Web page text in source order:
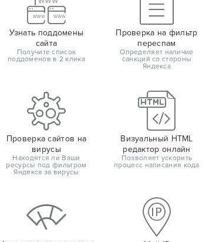
Узнать поддомены
сайта
Получите список
поддоменов в 2 клика
Проверка на фильтр
переспам
Определяет наличие
санкций со стороны
Яндекса
Проверка сайтов на
вирусы
Находятся ли Ваши
ресурсы под фильтром
Яндекса за вирусы
Визуальный HTML
редактор онлайн
Позволяет ускорить
процесс написания кода